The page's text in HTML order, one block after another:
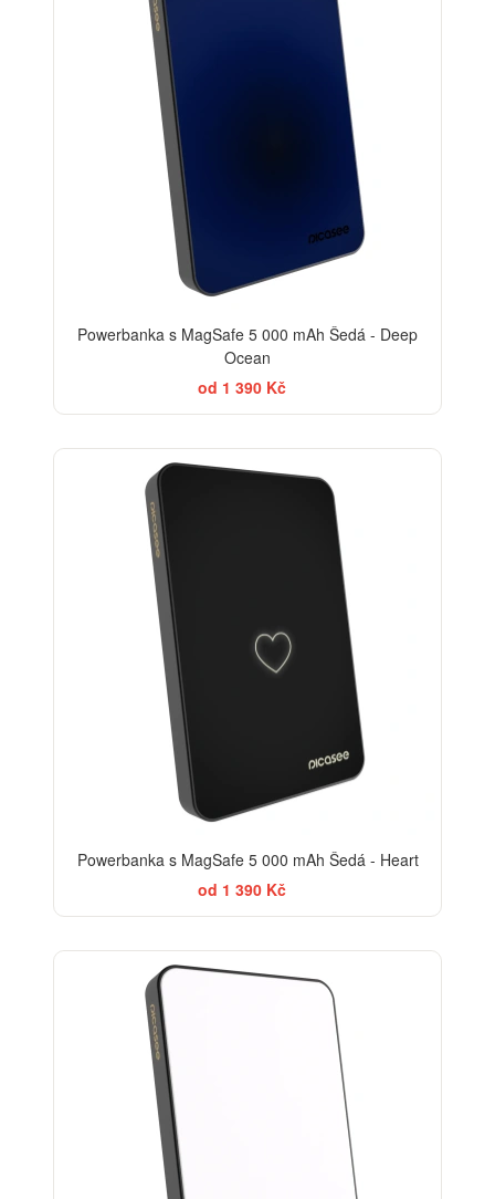
Powerbanka s MagSafe 5 000 mAh Šedá - Deep
Ocean
od 1 390 Kč
Powerbanka s MagSafe 5 000 mAh Šedá - Heart
od 1 390 Kč